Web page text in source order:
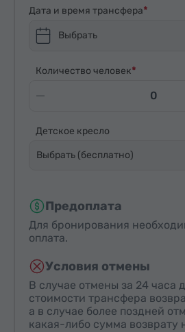
Дата и время трансфера
Выбрать
Количество человек
Детское кресло
Выбрать (бесплатно)
Предоплата
Для бронирования
оплата.
Условия отмены
В случае отмены за 24 часа
стоимости трансфера
а в случае более поздней
какая-либо сумма возврату